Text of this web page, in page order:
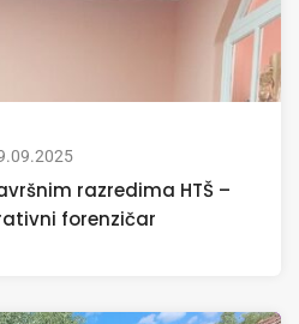
razredima HTŠ –
forenzičar